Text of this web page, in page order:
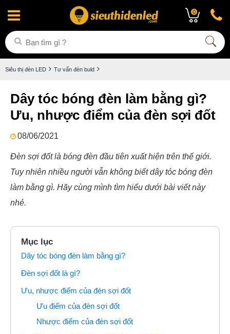
0
Siêu thị đèn LED Tư vấn đèn buld
Dây tóc bóng đèn làm bằng gì?
Ưu, nhược điểm của đèn sợi đốt
08/06/2021
Đèn sợi đốt là bóng đèn đầu tiên xuất hiện trên thế giới.
Tuy nhiên nhiều người vẫn không biết dây tóc bóng đèn
làm bằng gì. Hãy cùng mình tìm hiểu dưới bài viết này
nhé.
Mục lục
Dây tóc bóng đèn làm bằng gì?
Đèn sợi đốt là gì?
Ưu, nhược điểm của đèn sợi đốt
Ưu điểm của đèn sợi đốt
Nhược điểm của đèn sợi đốt